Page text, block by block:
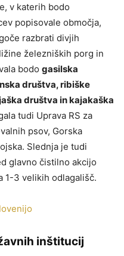
v katerih bodo
popisovale območja,
razbrati divjih
železniških porg in
bodo gasilska
društva, ribiške
društva in kajakaška
tudi Uprava RS za
psov, Gorska
Slednja je tudi
glavno čistilno akcijo
1-3 velikih odlagališč.
inštitucij